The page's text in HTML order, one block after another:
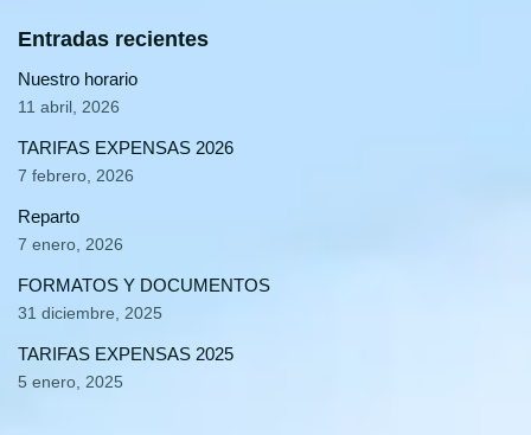
Entradas recientes
Nuestro horario
11 abril, 2026
TARIFAS EXPENSAS 2026
7 febrero, 2026
Reparto
7 enero, 2026
FORMATOS Y DOCUMENTOS
31 diciembre, 2025
TARIFAS EXPENSAS 2025
5 enero, 2025